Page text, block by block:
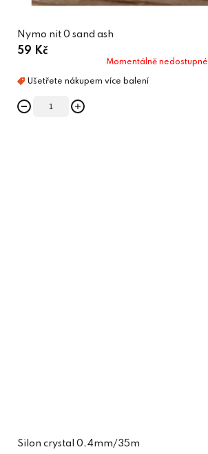
Nymo nit 0 sand ash
59 Kč
Momentálně nedostupné
Silon crystal 0,4mm/35m